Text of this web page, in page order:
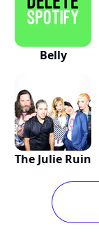
Belly
The Julie Ruin